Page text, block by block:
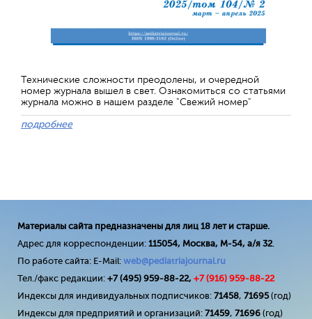
Технические сложности преодолены, и очередной
номер журнала вышел в свет. Ознакомиться со статьями
журнала можно в нашем разделе "Свежий номер"
подробнее
Материалы сайта предназначены для лиц 18 лет и старше.
Адрес для корреспонденции: 115054, Москва, М-54, а/я 32.
По работе сайта: E-Mail: web@pediatriajournal.ru
Тел./факс редакции: +7 (495) 959-88-22, +7 (916) 959-88-22
Индексы для индивидуальных подписчиков: 71458, 71695(год)
Индексы для предприятий и организаций: 71459, 71696 (год)